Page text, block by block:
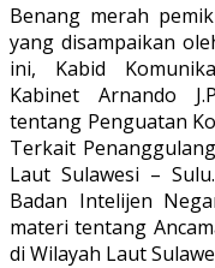
Benang merah
yang disampaikan
ini, Kabid
Kabinet Arnando
tentang Penguatan
Terkait
Laut Sulawesi –
Badan Intelijen
materi tentang
di Wilayah Laut